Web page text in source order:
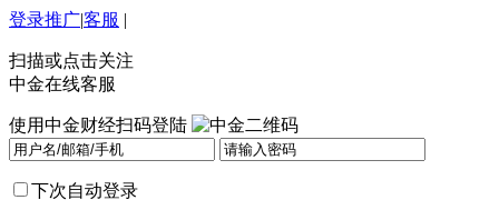
登录推广|客服 |
扫描或点击关注
中金在线客服
使用中金财经扫码登陆
下次自动登录